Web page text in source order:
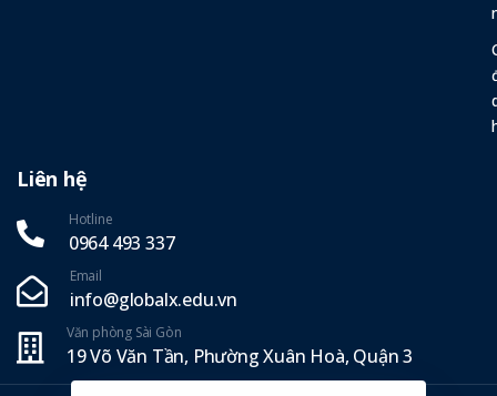
Liên hệ
Hotline
0964 493 337‬
Email
info@globalx.edu.vn
Văn phòng Sài Gòn
19 Võ Văn Tần, Phường Xuân Hoà, Quận 3